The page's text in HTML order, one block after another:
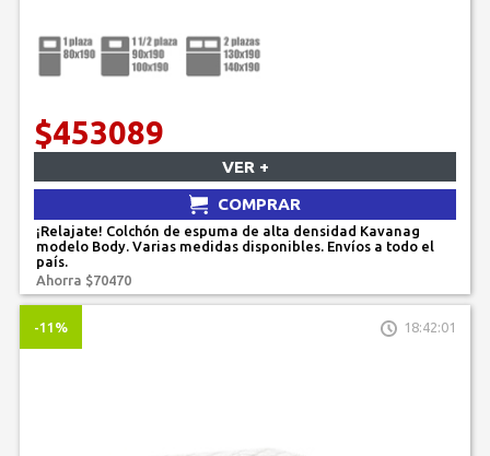
$453089
VER +
COMPRAR
¡Relajate! Colchón de espuma de alta densidad Kavanag
modelo Body. Varias medidas disponibles. Envíos a todo el
país.
Ahorra $70470
-11% 18:42:01